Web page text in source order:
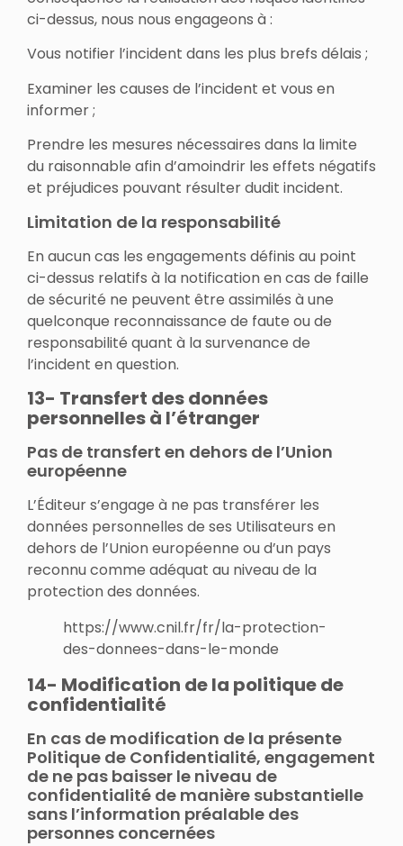
ci-dessus, nous nous engageons à :
Vous notifier l’incident dans les plus brefs délais ;
Examiner les causes de l’incident et vous en
informer ;
Prendre les mesures nécessaires dans la limite
du raisonnable afin d’amoindrir les effets négatifs
et préjudices pouvant résulter dudit incident.
Limitation de la responsabilité
En aucun cas les engagements définis au point
ci-dessus relatifs à la notification en cas de faille
de sécurité ne peuvent être assimilés à une
quelconque reconnaissance de faute ou de
responsabilité quant à la survenance de
l’incident en question.
13- Transfert des données
personnelles à l’étranger
Pas de transfert en dehors de l’Union
européenne
L’Éditeur s’engage à ne pas transférer les
données personnelles de ses Utilisateurs en
dehors de l’Union européenne ou d’un pays
reconnu comme adéquat au niveau de la
protection des données.
https://www.cnil.fr/fr/la-protection-
des-donnees-dans-le-monde
14- Modification de la politique de
confidentialité
En cas de modification de la présente
Politique de Confidentialité, engagement
de ne pas baisser le niveau de
confidentialité de manière substantielle
sans l’information préalable des
personnes concernées